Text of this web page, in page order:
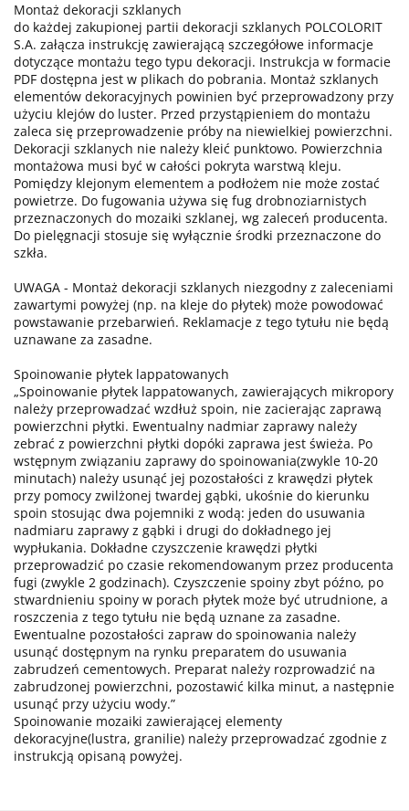
Montaż dekoracji szklanych
do każdej zakupionej partii dekoracji szklanych POLCOLORIT
S.A. załącza instrukcję zawierającą szczegółowe informacje
dotyczące montażu tego typu dekoracji. Instrukcja w formacie
PDF dostępna jest w plikach do pobrania. Montaż szklanych
elementów dekoracyjnych powinien być przeprowadzony przy
użyciu klejów do luster. Przed przystąpieniem do montażu
zaleca się przeprowadzenie próby na niewielkiej powierzchni.
Dekoracji szklanych nie należy kleić punktowo. Powierzchnia
montażowa musi być w całości pokryta warstwą kleju.
Pomiędzy klejonym elementem a podłożem nie może zostać
powietrze. Do fugowania używa się fug drobnoziarnistych
przeznaczonych do mozaiki szklanej, wg zaleceń producenta.
Do pielęgnacji stosuje się wyłącznie środki przeznaczone do
szkła.
UWAGA - Montaż dekoracji szklanych niezgodny z zaleceniami
zawartymi powyżej (np. na kleje do płytek) może powodować
powstawanie przebarwień. Reklamacje z tego tytułu nie będą
uznawane za zasadne.
Spoinowanie płytek lappatowanych
„Spoinowanie płytek lappatowanych, zawierających mikropory
należy przeprowadzać wzdłuż spoin, nie zacierając zaprawą
powierzchni płytki. Ewentualny nadmiar zaprawy należy
zebrać z powierzchni płytki dopóki zaprawa jest świeża. Po
wstępnym związaniu zaprawy do spoinowania(zwykle 10-20
minutach) należy usunąć jej pozostałości z krawędzi płytek
przy pomocy zwilżonej twardej gąbki, ukośnie do kierunku
spoin stosując dwa pojemniki z wodą: jeden do usuwania
nadmiaru zaprawy z gąbki i drugi do dokładnego jej
wypłukania. Dokładne czyszczenie krawędzi płytki
przeprowadzić po czasie rekomendowanym przez producenta
fugi (zwykle 2 godzinach). Czyszczenie spoiny zbyt późno, po
stwardnieniu spoiny w porach płytek może być utrudnione, a
roszczenia z tego tytułu nie będą uznane za zasadne.
Ewentualne pozostałości zapraw do spoinowania należy
usunąć dostępnym na rynku preparatem do usuwania
zabrudzeń cementowych. Preparat należy rozprowadzić na
zabrudzonej powierzchni, pozostawić kilka minut, a następnie
usunąć przy użyciu wody.”
Spoinowanie mozaiki zawierającej elementy
dekoracyjne(lustra, granilie) należy przeprowadzać zgodnie z
instrukcją opisaną powyżej.